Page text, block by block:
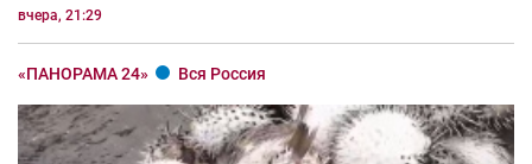
вчера, 21:29
«ПАНОРАМА 24» Вся Россия